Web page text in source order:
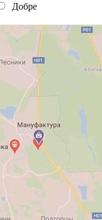
Добре